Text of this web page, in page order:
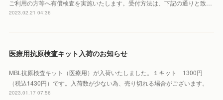
ご利用の方等へ有償検査を実施いたします。受付方法は、下記の通りと致…
2023.02.21 04:36
医療用抗原検査キット入荷のお知らせ
MBL抗原検査キット（医療用）が入荷いたしました。１キット 1300円
（税込1430円）です。入荷数が少ない為、売り切れる場合がございます。
2023.01.17 07:56